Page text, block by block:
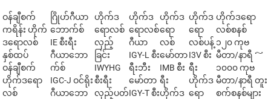
ဝန်ချီစက်
ကရိန်း ဟိုက်
ဒရောလစ်
နှစ်ထပ်
ဝန်ချီစက်
ဟိုက်ဒရော
လစ်
ဂြိုဟ်ဂီယာ
ဘောက်စ်
IE စီးရီး
ဂီယာဘော
က်စ်
IGC-J ဝင်ရိုး
ဂီယာဘော
ဟိုက်ဒ
ရောလစ်
လှည့်
ခြင်း
IWYHG
စီးရီး
လှည့်ပတ်
ဟိုက်ဒ
ရောလစ်
ဂီယာ
IGY-L စီး
ရီးဘီး
မော်တာ
IGY-T စီး
ဟိုက်ဒ
ရော
လစ်
မော်တာ
IMB စီး
ရီး
ဟိုက်ဒ
ဟိုက်ဒ
ရော
လစ်ပန့်
I3V စီး
ရီး
ဟိုက်ဒ
ရော
ဟိုက်ဒရော
လစ်စနစ်
၁၂၀ ကုဗ
မီတာ/နာရီ ～
၁၀၀၀ ကုဗ
မီတာ/နာရီ တူး
စက်စနစ်များ